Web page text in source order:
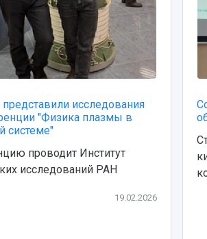
исследования
"Физика плазмы в
системе"
проводит Институт
исследований РАН
19.02.2026